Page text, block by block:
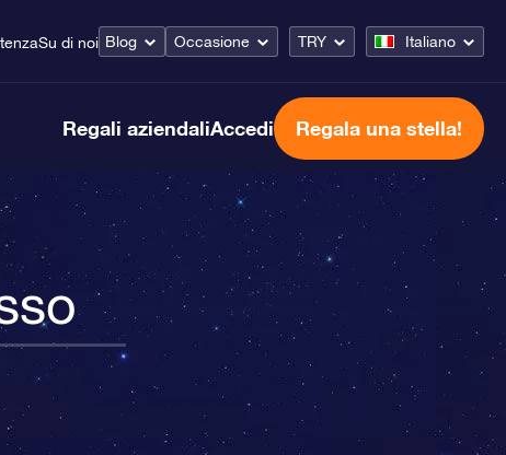
Su di noi Blog Occasione TRY Italiano
Regali aziendaliAccedi Regala una stella!